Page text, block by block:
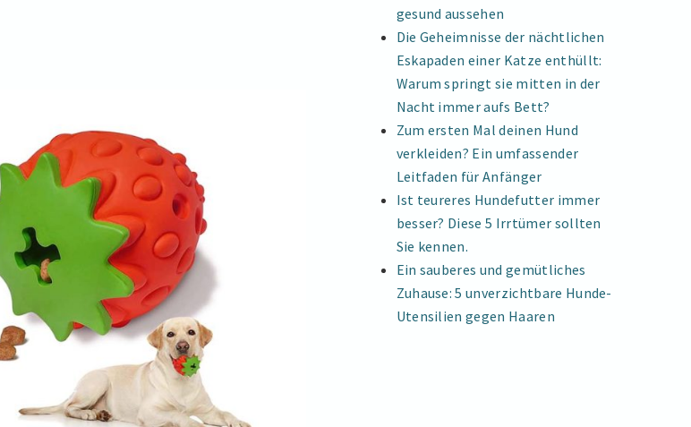
gesund aussehen
Die Geheimnisse der nächtlichen
Eskapaden einer Katze enthüllt:
Warum springt sie mitten in der
Nacht immer aufs Bett?
Zum ersten Mal deinen Hund
verkleiden? Ein umfassender
Leitfaden für Anfänger
Ist teureres Hundefutter immer
besser? Diese 5 Irrtümer sollten
Sie kennen.
Ein sauberes und gemütliches
Zuhause: 5 unverzichtbare Hunde-
Utensilien gegen Haaren